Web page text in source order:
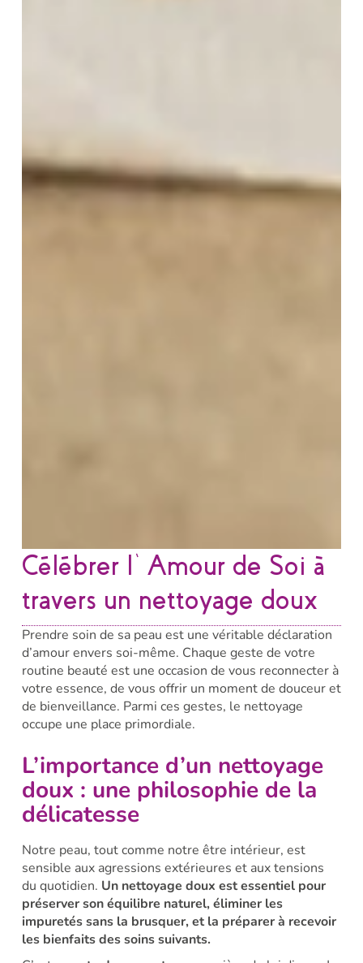
Célébrer l’Amour de Soi à
travers un nettoyage doux
Prendre soin de sa peau est une véritable déclaration
d’amour envers soi-même. Chaque geste de votre
routine beauté est une occasion de vous reconnecter à
votre essence, de vous offrir un moment de douceur et
de bienveillance. Parmi ces gestes, le nettoyage
occupe une place primordiale.​
L’importance d’un nettoyage
doux : une philosophie de la
délicatesse
Notre peau, tout comme notre être intérieur, est
sensible aux agressions extérieures et aux tensions
du quotidien. Un nettoyage doux est essentiel pour
préserver son équilibre naturel, éliminer les
impuretés sans la brusquer, et la préparer à recevoir
les bienfaits des soins suivants.